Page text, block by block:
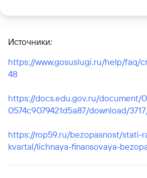
Источники:
https://www.gosuslugi.ru/help/faq/
48
https://docs.edu.gov.ru/document/
0574c9079421d5a87/download/
https://rop59.ru/bezopasnost/stati-
kvartal/lichnaya-finansovaya-